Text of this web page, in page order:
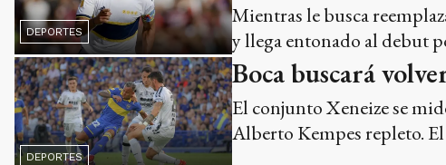
DEPORTES
Mientras le busca
y llega entonado al debut
DEPORTES
Boca buscará
El conjunto Xeneize se
Alberto Kempes repleto. El